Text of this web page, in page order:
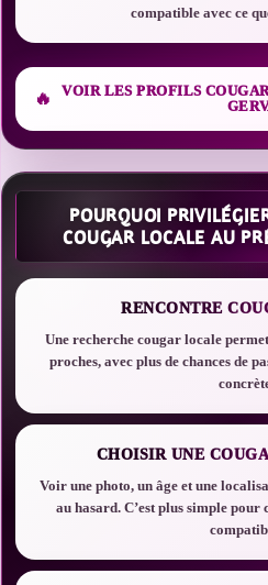
compatible avec ce
VOIR LES PROFILS
POURQUOI
COUGAR LOCALE AU
RENCONTRE
Une recherche cougar locale
proches, avec plus de chances de
CHOISIR UNE
Voir une photo, un âge et une
au hasard. C’est plus simple